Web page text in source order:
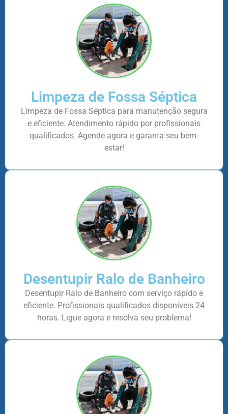
Limpeza de Fossa Séptica
Limpeza de Fossa Séptica para manutenção segura
e eficiente. Atendimento rápido por profissionais
qualificados. Agende agora e garanta seu bem-
estar!
Desentupir Ralo de Banheiro
Desentupir Ralo de Banheiro com serviço rápido e
eficiente. Profissionais qualificados disponíveis 24
horas. Ligue agora e resolva seu problema!